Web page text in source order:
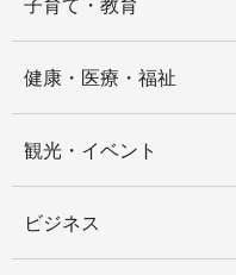
子育て・教育
健康・医療・福祉
観光・イベント
ビジネス